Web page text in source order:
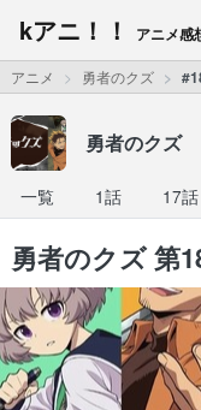
kアニ！！ アニメ感
アニメ 勇者のクズ
勇者のクズ
一覧 1話 17話
勇者のクズ 第